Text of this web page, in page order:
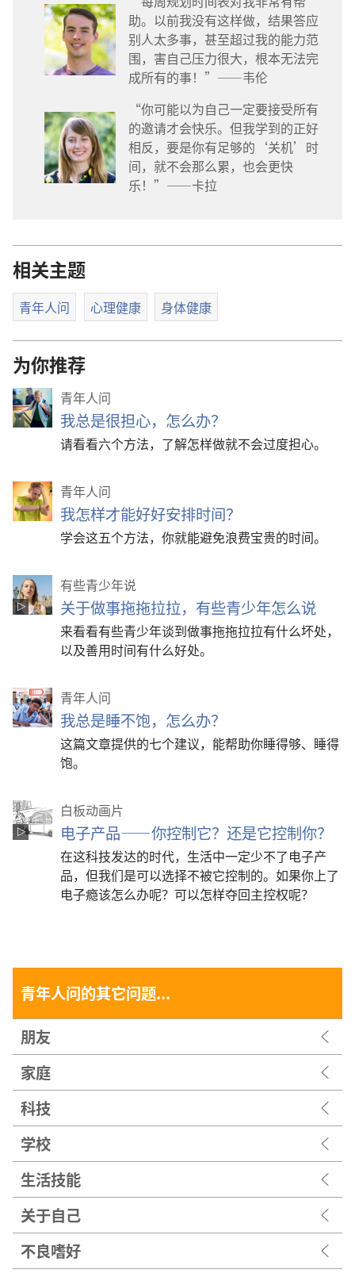
助。以前我没有这样做，结果答应
别人太多事，甚至超过我的能力范
围，害自己压力很大，根本无法完
成所有的事！”——韦伦
“你可能以为自己一定要接受所有
的邀请才会快乐。但我学到的正好
相反，要是你有足够的‘关机’时
间，就不会那么累，也会更快
乐！”——卡拉
相关主题
青年人问 心理健康 身体健康
为你推荐
青年人问
我总是很担心，怎么办？
请看看六个方法，了解怎样做就不会过度担心。
青年人问
我怎样才能好好安排时间？
学会这五个方法，你就能避免浪费宝贵的时间。
有些青少年说
关于做事拖拖拉拉，有些青少年怎么说
来看看有些青少年谈到做事拖拖拉拉有什么坏处，
以及善用时间有什么好处。
青年人问
我总是睡不饱，怎么办？
这篇文章提供的七个建议，能帮助你睡得够、睡得
饱。
白板动画片
电子产品——你控制它？还是它控制你？
在这科技发达的时代，生活中一定少不了电子产
品，但我们是可以选择不被它控制的。如果你上了
电子瘾该怎么办呢？可以怎样夺回主控权呢？
青年人问的其它问题...
朋友
家庭
科技
学校
生活技能
关于自己
不良嗜好